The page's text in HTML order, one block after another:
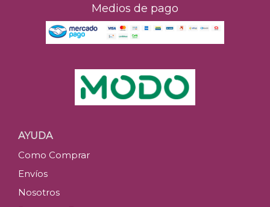
Medios de pago
AYUDA
Como Comprar
Envíos
Nosotros